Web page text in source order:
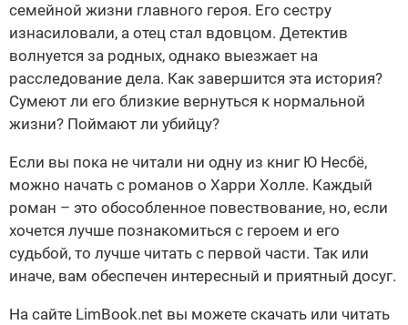
семейной жизни главного героя. Его сестру
изнасиловали, а отец стал вдовцом. Детектив
волнуется за родных, однако выезжает на
расследование дела. Как завершится эта история?
Сумеют ли его близкие вернуться к нормальной
жизни? Поймают ли убийцу?
Если вы пока не читали ни одну из книг Ю Несбё,
можно начать с романов о Харри Холле. Каждый
роман – это обособленное повествование, но, если
хочется лучше познакомиться с героем и его
судьбой, то лучше читать с первой части. Так или
иначе, вам обеспечен интересный и приятный досуг.
На сайте LimBook.net вы можете скачать или читать